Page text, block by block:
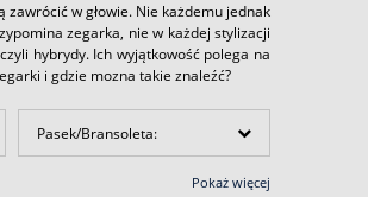
w głowie. Nie każdemu jednak
zegarka, nie w każdej stylizacji
hybrydy. Ich wyjątkowość polega na
i gdzie mozna takie znaleźć?
Pasek/Bransoleta:
Pokaż więcej